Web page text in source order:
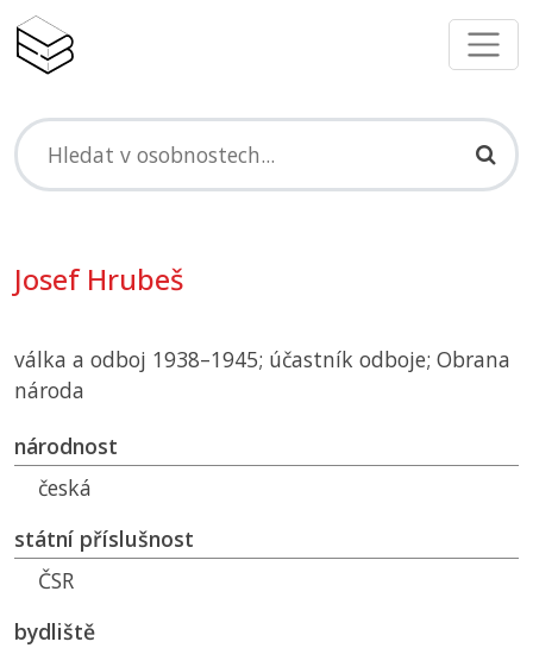
Josef Hrubeš
válka a odboj 1938–1945; účastník odboje; Obrana
národa
národnost
česká
státní příslušnost
ČSR
bydliště